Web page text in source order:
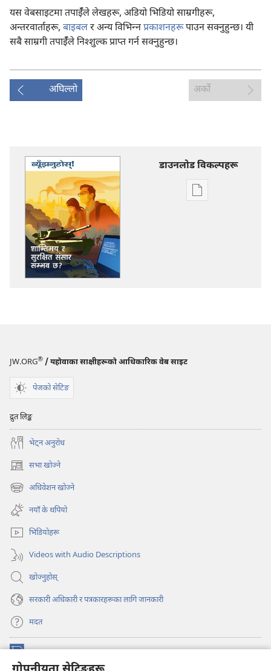
यस वेबसाइटमा तपाईँले लेखहरू, अडियो भिडियो साम्रगीहरू,
अन्तरवार्ताहरू, बाइबलर अन्य विभिन्‍नप्रकाशनहरूपाउन सक्नुहुन्छ। यी
सबै साम्रगी तपाईँले निश्‍शुल्क प्राप्त गर्न सक्नुहुन्छ।
अघिल्लो अर्को
डाउनलोड विकल्पहरू
प्रकाशन
JW.ORG® / यहोवाका साक्षीहरूको आधिकारिक वेब साइट
पेजको सेटिङ
द्रुत लिङ्क
भेट्‌न अनुरोध
सभा खोज्ने
(ब्राउजरको
अर्को
ट्याबमा
नयाँ
पृष्ठ
खुल्नेछ)
अधिवेशन खोज्ने
(ब्राउजरको
अर्को
ट्याबमा
नयाँ
पृष्ठ
खुल्नेछ)
नयाँ के थपियो
भिडियोहरू
Videos with Audio Descriptions
खोज्नुहोस्‌
सरकारी अधिकारी र पत्रकारहरूका लागि जानकारी
मदत